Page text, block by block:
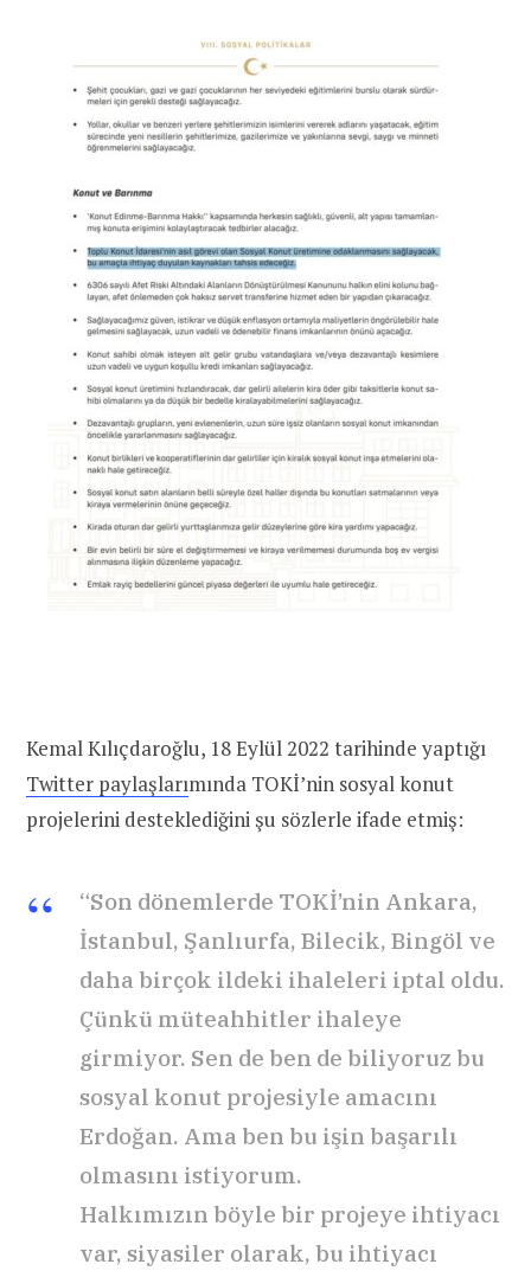
Kemal Kılıçdaroğlu, 18 Eylül 2022 tarihinde yaptığı
Twitter paylaşlarımında TOKİ’nin sosyal konut
projelerini desteklediğini şu sözlerle ifade etmiş:
“Son dönemlerde TOKİ’nin Ankara,
İstanbul, Şanlıurfa, Bilecik, Bingöl ve
daha birçok ildeki ihaleleri iptal oldu.
Çünkü müteahhitler ihaleye
girmiyor. Sen de ben de biliyoruz bu
sosyal konut projesiyle amacını
Erdoğan. Ama ben bu işin başarılı
olmasını istiyorum.
Halkımızın böyle bir projeye ihtiyacı
var, siyasiler olarak, bu ihtiyacı